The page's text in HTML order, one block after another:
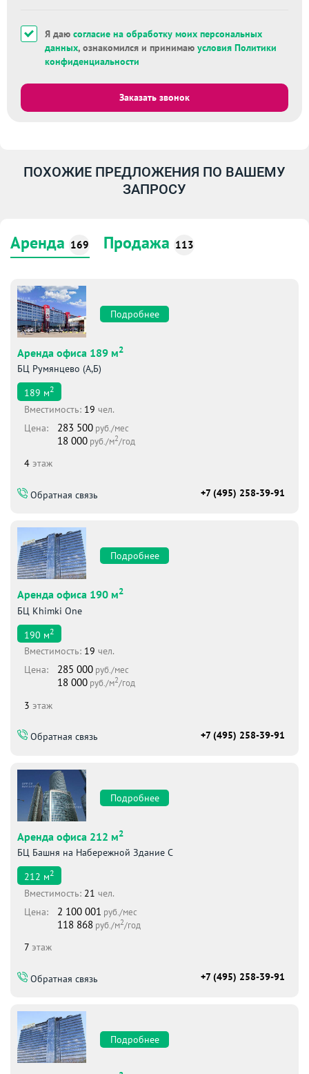
Я даю согласие на обработку моих персональных
данных, ознакомился и принимаю условия Политики
конфиденциальности
Заказать звонок
ПОХОЖИЕ ПРЕДЛОЖЕНИЯ ПО ВАШЕМУ
ЗАПРОСУ
Аренда 169 Продажа 113
Подробнее
Аренда офиса 189 м2
БЦ Румянцево (А,Б)
189 м2
Вместимоcть: 19 чел.
Цена:
283 500 руб./мес
18 000 руб./м2/год
4 этаж
Обратная связь +7 (495) 258-39-91
Подробнее
Аренда офиса 190 м2
БЦ Khimki One
190 м2
Вместимоcть: 19 чел.
Цена:
285 000 руб./мес
18 000 руб./м2/год
3 этаж
Обратная связь +7 (495) 258-39-91
Подробнее
Аренда офиса 212 м2
БЦ Башня на Набережной Здание С
212 м2
Вместимоcть: 21 чел.
Цена:
2 100 001 руб./мес
118 868 руб./м2/год
7 этаж
Обратная связь +7 (495) 258-39-91
Подробнее